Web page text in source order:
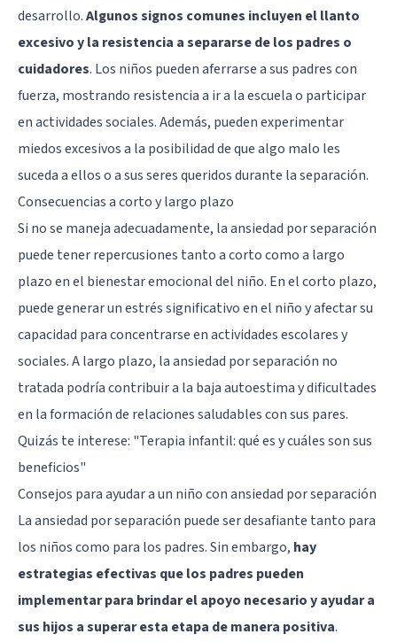
desarrollo.Algunos signos comunes incluyen el llanto
excesivo y la resistencia a separarse de los padres o
cuidadores. Los niños pueden aferrarse a sus padres con
fuerza, mostrando resistencia a ir a la escuela o participar
en actividades sociales. Además, pueden experimentar
miedos excesivos a la posibilidad de que algo malo les
suceda a ellos o a sus seres queridos durante la separación.
Consecuencias a corto y largo plazo
Si no se maneja adecuadamente, la ansiedad por separación
puede tener repercusiones tanto a corto como a largo
plazo en el bienestar emocional del niño. En el corto plazo,
puede generar un estrés significativo en el niño y afectar su
capacidad para concentrarse en actividades escolares y
sociales. A largo plazo, la ansiedad por separación no
tratada podría contribuir a la baja autoestima y dificultades
en la formación de relaciones saludables con sus pares.
Quizás te interese: "Terapia infantil: qué es y cuáles son sus
beneficios"
Consejos para ayudar a un niño con ansiedad por separación
La ansiedad por separación puede ser desafiante tanto para
los niños como para los padres. Sin embargo, hay
estrategias efectivas que los padres pueden
implementar para brindar el apoyo necesario y ayudar a
sus hijos a superar esta etapa de manera positiva.